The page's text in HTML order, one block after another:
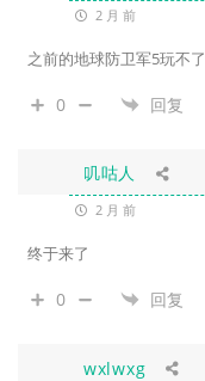
2 月 前
之前的地球防卫军5玩不了
0 回复
叽咕人
2 月 前
终于来了
0 回复
wxlwxg